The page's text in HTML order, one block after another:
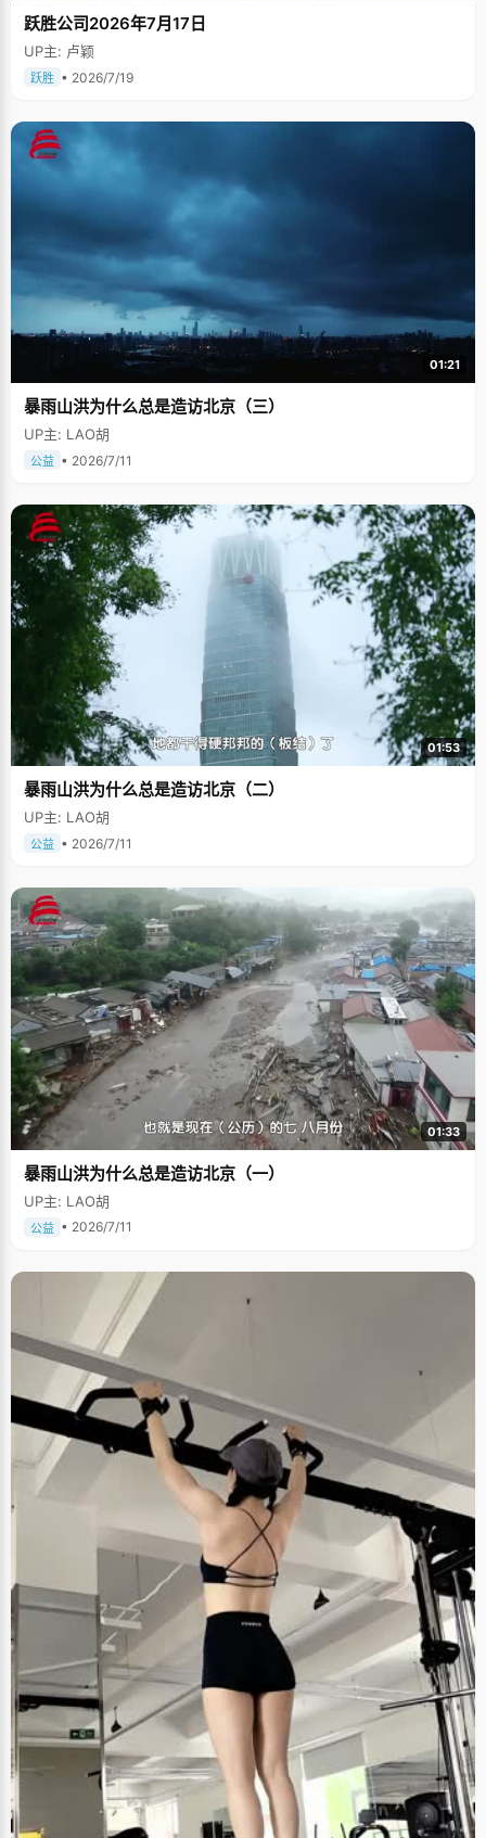
跃胜公司2026年7月17日
UP主: 卢颖
跃胜 • 2026/7/19
01:21
暴雨山洪为什么总是造访北京（三）
UP主: LAO胡
公益 • 2026/7/11
01:53
暴雨山洪为什么总是造访北京（二）
UP主: LAO胡
公益 • 2026/7/11
01:33
暴雨山洪为什么总是造访北京（一）
UP主: LAO胡
公益 • 2026/7/11